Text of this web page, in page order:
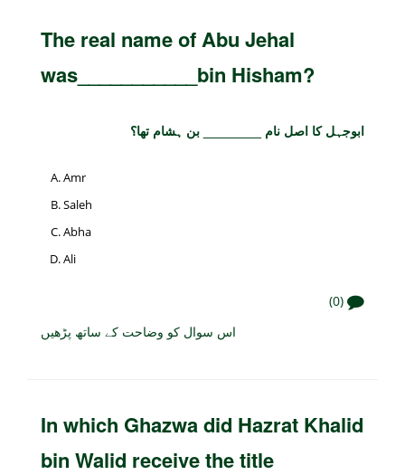
The real name of Abu Jehal
was___________bin Hisham?
ابوجہل کا اصل نام ________ بن ہشام تھا؟
Amr
Saleh
Abha
Ali
(0)
اس سوال کو وضاحت کے ساتھ پڑھیں
In which Ghazwa did Hazrat Khalid
bin Walid receive the title